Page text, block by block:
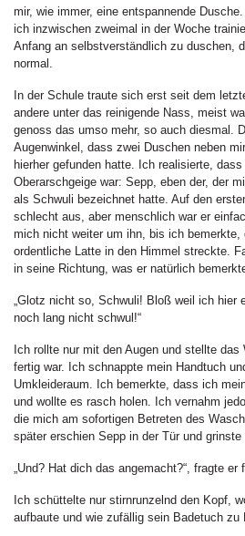
mir, wie immer, eine entspannende
ich inzwischen zweimal in der Woche
Anfang an selbstverständlich zu duschen,
normal.
In der Schule traute sich erst seit dem
andere unter das reinigende Nass, meist
genoss das umso mehr, so auch diesmal.
Augenwinkel, dass zwei Duschen neben
hierher gefunden hatte. Ich realisierte,
Oberarschgeige war: Sepp, eben der, der
als Schwuli bezeichnet hatte. Auf den
schlecht aus, aber menschlich war er
mich nicht weiter um ihn, bis ich bemerkte,
ordentliche Latte in den Himmel streckte.
in seine Richtung, was er natürlich
„Glotz nicht so, Schwuli! Bloß weil ich hier
noch lang nicht schwul!“
Ich rollte nur mit den Augen und stellte
fertig war. Ich schnappte mein Handtuch
Umkleideraum. Ich bemerkte, dass ich
und wollte es rasch holen. Ich vernahm
die mich am sofortigen Betreten des
später erschien Sepp in der Tür und
„Und? Hat dich das angemacht?“, fragte
Ich schüttelte nur stirnrunzelnd den Kopf,
aufbaute und wie zufällig sein Badetuch zu